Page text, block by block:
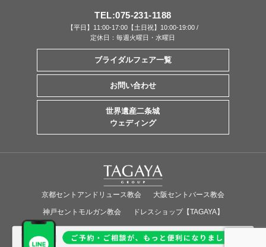
TEL:075-231-1188
【平日】11:00-17:00【土日祝】10:00-19:00 /
定休日：毎週火曜日・水曜日
ブライダルフェア一覧
お問い合わせ
世界遺産二条城
ウェディング
京都セントアンドリュース教会 大阪セントバース教会
神戸セントモルガン教会 ドレスショップ【TAGAYA】
Overseas Wedding